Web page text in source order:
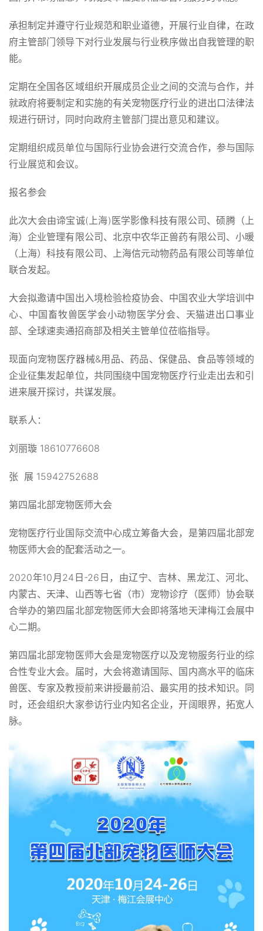
承担制定并遵守行业规范和职业道德，开展行业自律，在政
府主管部门领导下对行业发展与行业秩序做出自我管理的职
能。
定期在全国各区域组织开展成员企业之间的交流与合作，并
就政府将要制定和实施的有关宠物医疗行业的进出口法律法
规进行研讨，同时向政府主管部门提出意见和建议。
定期组织成员单位与国际行业协会进行交流合作，参与国际
行业展览和会议。
报名参会
此次大会由谛宝诚(上海)医学影像科技有限公司、硕腾（上
海）企业管理有限公司、北京中农华正兽药有限公司、小暖
（上海）科技有限公司、上海信元动物药品有限公司等单位
联合发起。
大会拟邀请中国出入境检验检疫协会、中国农业大学培训中
心、中国畜牧兽医学会小动物医学分会、天猫进出口事业
部、全球速卖通招商部及相关主管单位莅临指导。
现面向宠物医疗器械&用品、药品、保健品、食品等领域的
企业征集发起单位，共同围绕中国宠物医疗行业走出去和引
进来展开探讨，共谋发展。
联系人：
刘丽璇 18610776608
张 展 15942752688
第四届北部宠物医师大会
宠物医疗行业国际交流中心成立筹备大会，是第四届北部宠
物医师大会的配套活动之一。
2020年10月24日-26日，由辽宁、吉林、黑龙江、河北、
内蒙古、天津、山西等七省（市）宠物诊疗（医师）协会联
合举办的第四届北部宠物医师大会即将落地天津梅江会展中
心二期。
第四届北部宠物医师大会是宠物医疗以及宠物服务行业的综
合性专业大会。届时，大会将邀请国际、国内高水平的临床
兽医、专家及教授前来讲授最前沿、最实用的技术知识。同
时，还会组织大家参访行业内知名企业，开阔眼界，拓宽人
脉。